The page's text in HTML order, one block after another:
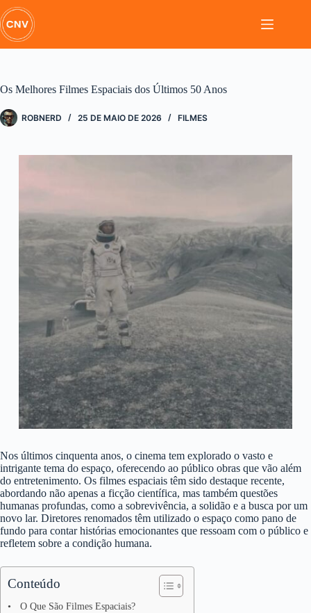
Pular
para
o
conteúdo
Os Melhores Filmes Espaciais dos Últimos 50 Anos
ROBNERD 25 DE MAIO DE 2026 FILMES
Nos últimos cinquenta anos, o cinema tem explorado o vasto e
intrigante tema do espaço, oferecendo ao público obras que vão além
do entretenimento. Os filmes espaciais têm sido destaque recente,
abordando não apenas a ficção científica, mas também questões
humanas profundas, como a sobrevivência, a solidão e a busca por um
novo lar. Diretores renomados têm utilizado o espaço como pano de
fundo para contar histórias emocionantes que ressoam com o público e
refletem sobre a condição humana.
Conteúdo
O Que São Filmes Espaciais?